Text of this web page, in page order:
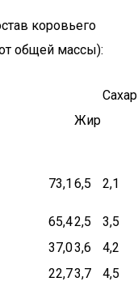
коровьего
общей массы):
Жир
Сахар
73,1 6,5 2,1
65,42,5
3,5
37,03,6
4,2
22,73,7
4,5